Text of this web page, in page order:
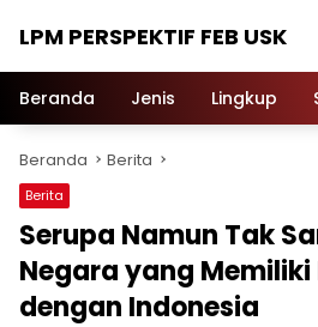
LPM PERSPEKTIF FEB USK
Beranda Jenis Lingkup
Beranda Berita
Berita
Serupa Namun Tak
Negara yang Memiliki
dengan Indonesia